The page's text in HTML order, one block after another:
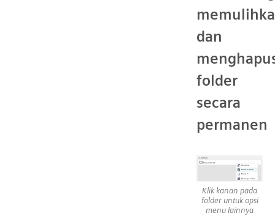
dan
folder
secara
permanen
Klik kanan pada
folder untuk opsi
menu lainnya